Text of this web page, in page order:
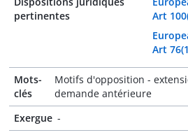
pertinentes
Art
Art
Mots-
clés
Motifs d'opposition -
demande antérieure
Exergue -